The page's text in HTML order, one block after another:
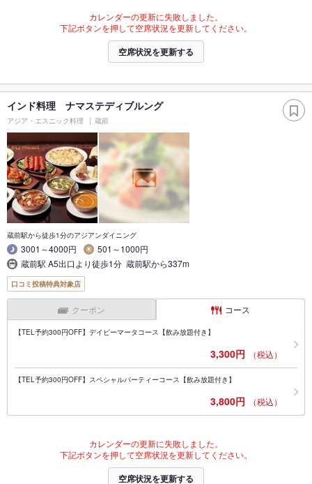
カレンダーの更新に失敗しました。
下記ボタンを押して空席状況を更新してください。
空席状況を更新する
インド料理 ナマステディブルング
アジア・エスニック料理 蔵前
蔵前駅から徒歩1分のアジアンダイニング
3001～4000円
501～1000円
蔵前駅 A5出口より徒歩1分 蔵前駅から337m
口コミ投稿特典対象店
クーポン コース
【TEL予約300円OFF】デイビーマータコース【飲み放題付き】
3,300円 （税込）
【TEL予約300円OFF】スペシャルパーティーコース【飲み放題付き】
3,800円 （税込）
カレンダーの更新に失敗しました。
下記ボタンを押して空席状況を更新してください。
空席状況を更新する